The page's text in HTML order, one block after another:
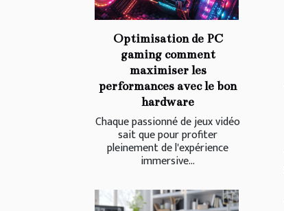
Optimisation de PC
gaming comment
maximiser les
performances avec le bon
hardware
Chaque passionné de jeux vidéo
sait que pour profiter
pleinement de l'expérience
immersive...